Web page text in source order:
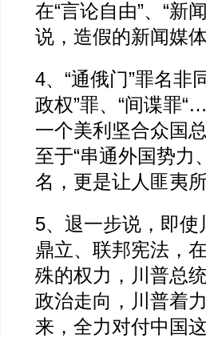
在“言论自由”、“新
说，造假的新闻媒
4、“通俄门”罪名非
政权”罪、“间谍罪
一个美利坚合众国
至于“串通外国势力
名，更是让人匪夷所
5、退一步说，即使
鼎立、联邦宪法，
殊的权力，川普总
政治走向，川普着
来，全力对付中国